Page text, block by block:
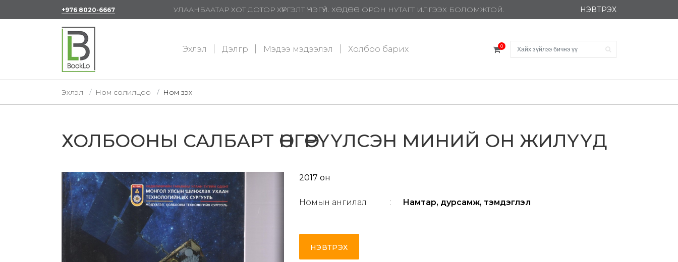
+976 8020-6667 УЛААНБААТАР ХОТ ДОТОР ХҮРГЭЛТ ҮНЭГҮЙ. ХӨДӨӨ ОРОН НУТАГТ ИЛГЭЭХ БОЛОМЖТОЙ. НЭВТРЭХ
Эхлэл Дэлгүүр Мэдээ мэдээлэл Холбоо барих 0
Эхлэл Ном солилцоо Ном үзэх
ХОЛБООНЫ САЛБАРТ ӨНГӨРҮҮЛСЭН МИНИЙ ОН ЖИЛҮҮД
2017 он
Номын ангилал : Намтар, дурсамж, тэмдэглэл
НЭВТРЭХ